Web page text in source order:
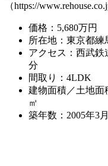
（https://
価格：5,680万円
所在地：東京都練
アクセス：西武鉄
分
間取り：4LDK
建物面積／土地面
㎡
築年数：2005年3